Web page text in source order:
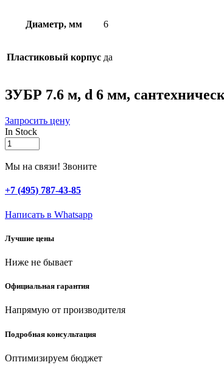
Диаметр, мм 6
Пластиковый корпус да
ЗУБР 7.6 м, d 6 мм,
Запросить цену
In Stock
ЗУБР
7.6
м,
6
мм,
трос
пластиковом
(51907-
quantity
Мы на связи! Звоните
+7 (495) 787-43-85
Написать в Whatsapp
Лучшие цены
Ниже не бывает
Официальная гарантия
Напрямую от производителя
Подробная консультация
Оптимизируем бюджет